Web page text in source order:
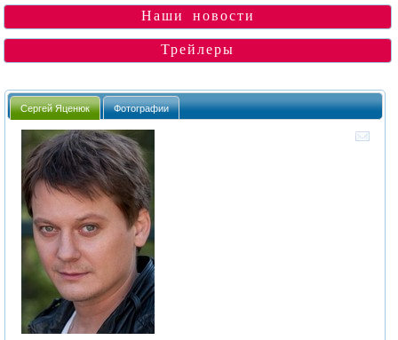
Наши новости
Трейлеры
Сергей Яценюк Фотографии